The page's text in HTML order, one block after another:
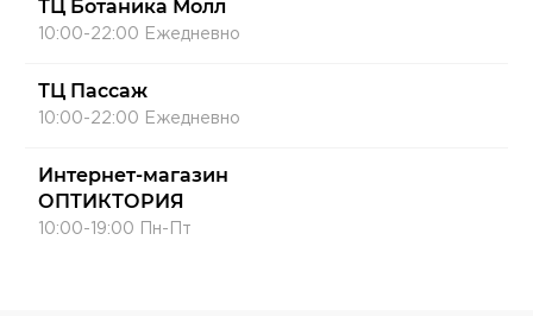
ТЦ Ботаника Молл
10:00-22:00 Ежедневно
ТЦ Пассаж
10:00-22:00 Ежедневно
Интернет-магазин
ОПТИКТОРИЯ
10:00-19:00 Пн-Пт